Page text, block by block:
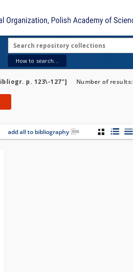
How to search...
p. 123\-127"] Number of results:
add all to bibliography